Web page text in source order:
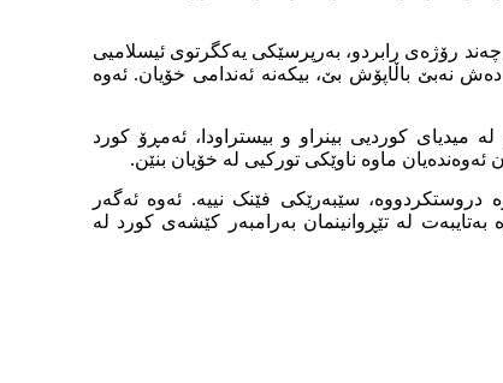
چەند رۆژەی رابردو، بەرپرسێکی یەکگرتوی ئیسلامیی
نەبێ باڵاپۆش بێ، بیکەنە ئەندامی خۆیان. ئەوە
میدیای کوردیی بینراو و بیستراودا، ئەمڕۆ کورد
ئەوەندەیان ماوە ناوێکی تورکیی لە خۆیان بنێن.
سێبەرێکی فێنک نییە. ئەوە ئەگەر
لە تێڕوانینمان بەرامبەر کێشەی کورد لە